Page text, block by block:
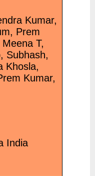
Kumar,
Prem
T,
Subhash,
Khosla,
Kumar,
India